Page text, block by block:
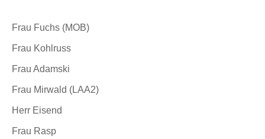
Frau Fuchs (MOB)
Frau Kohlruss
Frau Adamski
Frau Mirwald (LAA2)
Herr Eisend
Frau Rasp